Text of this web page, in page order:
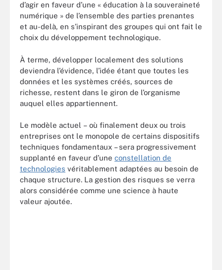
d’agir en faveur d’une « éducation à la souveraineté
numérique » de l’ensemble des parties prenantes
et au-delà, en s’inspirant des groupes qui ont fait le
choix du développement technologique.
À terme, développer localement des solutions
deviendra l’évidence, l’idée étant que toutes les
données et les systèmes créés, sources de
richesse, restent dans le giron de l’organisme
auquel elles appartiennent.
Le modèle actuel – où finalement deux ou trois
entreprises ont le monopole de certains dispositifs
techniques fondamentaux – sera progressivement
supplanté en faveur d’une constellation de
technologies véritablement adaptées au besoin de
chaque structure. La gestion des risques se verra
alors considérée comme une science à haute
valeur ajoutée.